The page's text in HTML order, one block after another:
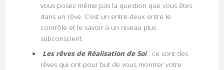
vous posez même pas la question que vous êtes
dans un rêve. C’est un entre-deux entre le
contrôle et le savoir à un niveau plus
subconscient.
Les rêves de Réalisation de Soi : ce sont des
rêves qui ont pour but de vous montrer votre